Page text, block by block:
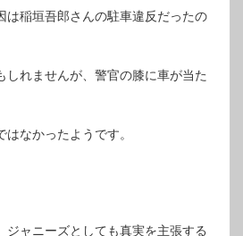
は稲垣吾郎さんの駐車違反だったの
しれませんが、警官の膝に車が当た
なかったようです。
ジャニーズとしても真実を主張する